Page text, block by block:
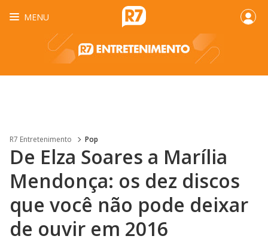
MENU
R7 Entretenimento Pop
De Elza Soares a Marília
Mendonça: os dez discos
que você não pode deixar
de ouvir em 2016